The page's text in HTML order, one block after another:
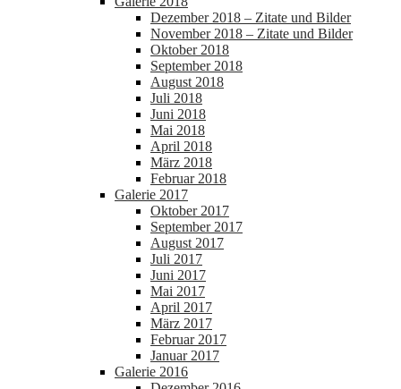
Dezember 2018 – Zitate und Bilder
November 2018 – Zitate und Bilder
Oktober 2018
September 2018
August 2018
Juli 2018
Juni 2018
Mai 2018
April 2018
März 2018
Februar 2018
Galerie 2017
Oktober 2017
September 2017
August 2017
Juli 2017
Juni 2017
Mai 2017
April 2017
März 2017
Februar 2017
Januar 2017
Galerie 2016